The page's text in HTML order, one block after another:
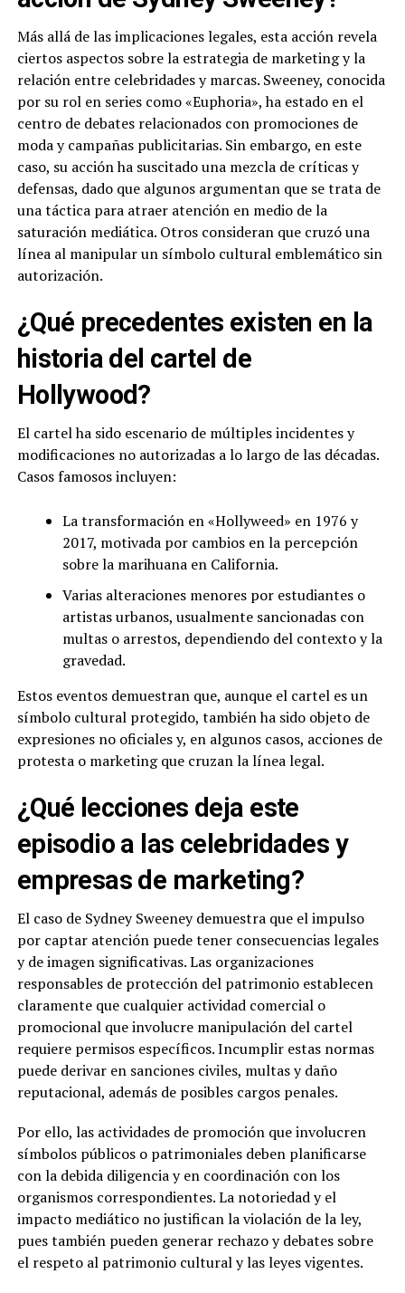
Más allá de las implicaciones legales, esta acción revela
ciertos aspectos sobre la estrategia de marketing y la
relación entre celebridades y marcas. Sweeney, conocida
por su rol en series como «Euphoria», ha estado en el
centro de debates relacionados con promociones de
moda y campañas publicitarias. Sin embargo, en este
caso, su acción ha suscitado una mezcla de críticas y
defensas, dado que algunos argumentan que se trata de
una táctica para atraer atención en medio de la
saturación mediática. Otros consideran que cruzó una
línea al manipular un símbolo cultural emblemático sin
autorización.
¿Qué precedentes existen en la
historia del cartel de
Hollywood?
El cartel ha sido escenario de múltiples incidentes y
modificaciones no autorizadas a lo largo de las décadas.
Casos famosos incluyen:
La transformación en «Hollyweed» en 1976 y
2017, motivada por cambios en la percepción
sobre la marihuana en California.
Varias alteraciones menores por estudiantes o
artistas urbanos, usualmente sancionadas con
multas o arrestos, dependiendo del contexto y la
gravedad.
Estos eventos demuestran que, aunque el cartel es un
símbolo cultural protegido, también ha sido objeto de
expresiones no oficiales y, en algunos casos, acciones de
protesta o marketing que cruzan la línea legal.
¿Qué lecciones deja este
episodio a las celebridades y
empresas de marketing?
El caso de Sydney Sweeney demuestra que el impulso
por captar atención puede tener consecuencias legales
y de imagen significativas. Las organizaciones
responsables de protección del patrimonio establecen
claramente que cualquier actividad comercial o
promocional que involucre manipulación del cartel
requiere permisos específicos. Incumplir estas normas
puede derivar en sanciones civiles, multas y daño
reputacional, además de posibles cargos penales.
Por ello, las actividades de promoción que involucren
símbolos públicos o patrimoniales deben planificarse
con la debida diligencia y en coordinación con los
organismos correspondientes. La notoriedad y el
impacto mediático no justifican la violación de la ley,
pues también pueden generar rechazo y debates sobre
el respeto al patrimonio cultural y las leyes vigentes.